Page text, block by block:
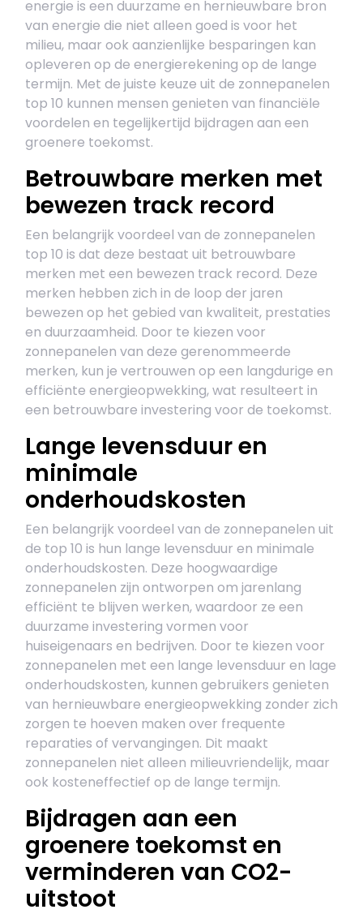
energie is een duurzame en hernieuwbare bron
van energie die niet alleen goed is voor het
milieu, maar ook aanzienlijke besparingen kan
opleveren op de energierekening op de lange
termijn. Met de juiste keuze uit de zonnepanelen
top 10 kunnen mensen genieten van financiële
voordelen en tegelijkertijd bijdragen aan een
groenere toekomst.
Betrouwbare merken met
bewezen track record
Een belangrijk voordeel van de zonnepanelen
top 10 is dat deze bestaat uit betrouwbare
merken met een bewezen track record. Deze
merken hebben zich in de loop der jaren
bewezen op het gebied van kwaliteit, prestaties
en duurzaamheid. Door te kiezen voor
zonnepanelen van deze gerenommeerde
merken, kun je vertrouwen op een langdurige en
efficiënte energieopwekking, wat resulteert in
een betrouwbare investering voor de toekomst.
Lange levensduur en
minimale
onderhoudskosten
Een belangrijk voordeel van de zonnepanelen uit
de top 10 is hun lange levensduur en minimale
onderhoudskosten. Deze hoogwaardige
zonnepanelen zijn ontworpen om jarenlang
efficiënt te blijven werken, waardoor ze een
duurzame investering vormen voor
huiseigenaars en bedrijven. Door te kiezen voor
zonnepanelen met een lange levensduur en lage
onderhoudskosten, kunnen gebruikers genieten
van hernieuwbare energieopwekking zonder zich
zorgen te hoeven maken over frequente
reparaties of vervangingen. Dit maakt
zonnepanelen niet alleen milieuvriendelijk, maar
ook kosteneffectief op de lange termijn.
Bijdragen aan een
groenere toekomst en
verminderen van CO2-
uitstoot